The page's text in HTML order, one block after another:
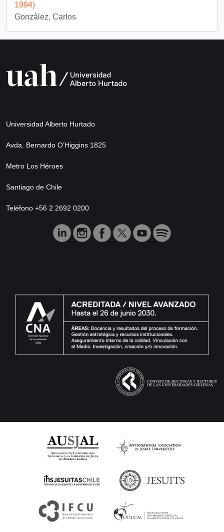
1994)
González, Carlos
Universidad Alberto Hurtado
Avda. Bernardo O’Higgins 1825
Metro Los Héroes
Santiago de Chile
Teléfono +56 2 2692 0200